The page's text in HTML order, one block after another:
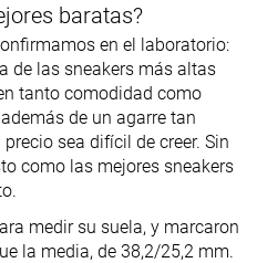
baratas?
en el laboratorio:
de las sneakers más altas
tanto comodidad como
de un agarre tan
sea difícil de creer. Sin
como las mejores sneakers
medir su suela, y marcaron
la media, de 38,2/25,2 mm.